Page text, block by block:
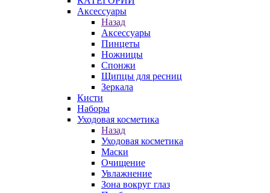
Аксессуары
Назад
Аксессуары
Пинцеты
Ножницы
Спонжи
Щипцы для ресниц
Зеркала
Кисти
Наборы
Уходовая косметика
Назад
Уходовая косметика
Маски
Очищение
Увлажнение
Зона вокруг глаз